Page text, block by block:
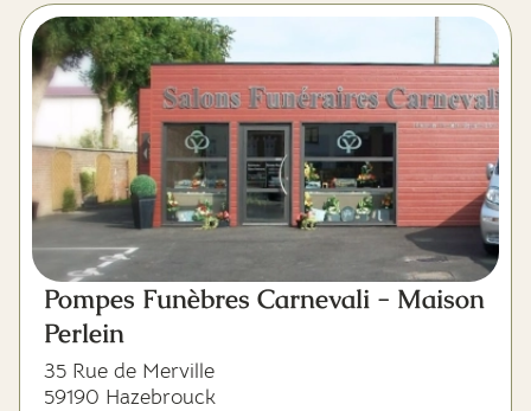
Pompes Funèbres Carnevali - Maison
Perlein
35 Rue de Merville
59190 Hazebrouck